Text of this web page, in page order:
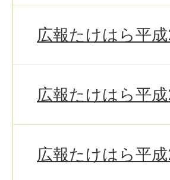
広報たけはら平
広報たけはら平
広報たけはら平